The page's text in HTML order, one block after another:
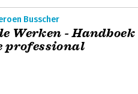
Busscher
Werken - Handboek
professional